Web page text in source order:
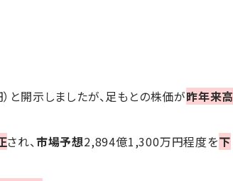
と開示しましたが、足もとの株価が昨年来高
され、市場予想2,894億1,300万円程度を下